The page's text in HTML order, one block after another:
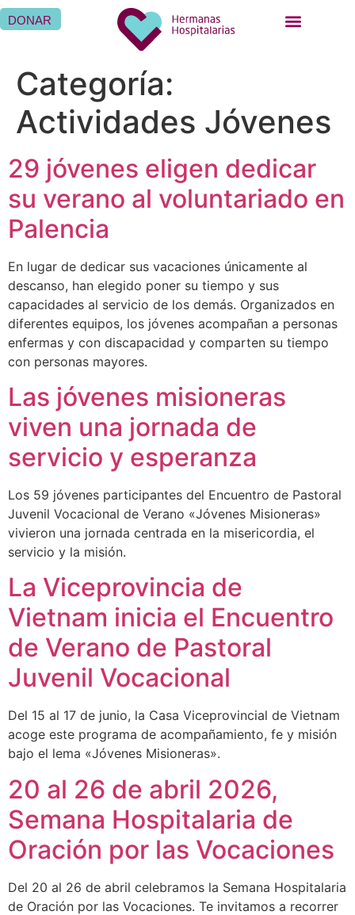
DONAR
Categoría:
Actividades Jóvenes
29 jóvenes eligen dedicar
su verano al voluntariado en
Palencia
En lugar de dedicar sus vacaciones únicamente al
descanso, han elegido poner su tiempo y sus
capacidades al servicio de los demás. Organizados en
diferentes equipos, los jóvenes acompañan a personas
enfermas y con discapacidad y comparten su tiempo
con personas mayores.
Las jóvenes misioneras
viven una jornada de
servicio y esperanza
Los 59 jóvenes participantes del Encuentro de Pastoral
Juvenil Vocacional de Verano «Jóvenes Misioneras»
vivieron una jornada centrada en la misericordia, el
servicio y la misión.
La Viceprovincia de
Vietnam inicia el Encuentro
de Verano de Pastoral
Juvenil Vocacional
Del 15 al 17 de junio, la Casa Viceprovincial de Vietnam
acoge este programa de acompañamiento, fe y misión
bajo el lema «Jóvenes Misioneras».
20 al 26 de abril 2026,
Semana Hospitalaria de
Oración por las Vocaciones
Del 20 al 26 de abril celebramos la Semana Hospitalaria
de Oración por las Vocaciones. Te invitamos a recorrer